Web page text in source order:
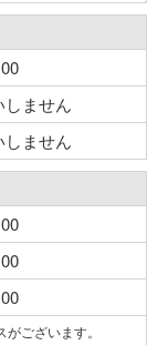
しません
しません
ございます。